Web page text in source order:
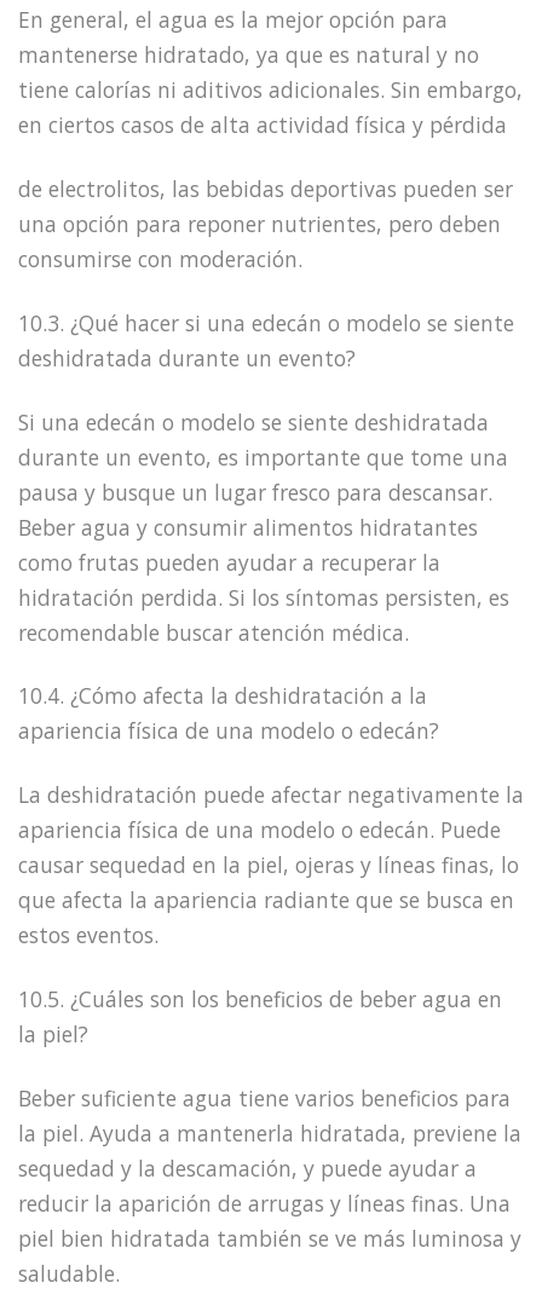
En general, el agua es la mejor opción para
mantenerse hidratado, ya que es natural y no
tiene calorías ni aditivos adicionales. Sin embargo,
en ciertos casos de alta actividad física y pérdida
de electrolitos, las bebidas deportivas pueden ser
una opción para reponer nutrientes, pero deben
consumirse con moderación.
10.3. ¿Qué hacer si una edecán o modelo se siente
deshidratada durante un evento?
Si una edecán o modelo se siente deshidratada
durante un evento, es importante que tome una
pausa y busque un lugar fresco para descansar.
Beber agua y consumir alimentos hidratantes
como frutas pueden ayudar a recuperar la
hidratación perdida. Si los síntomas persisten, es
recomendable buscar atención médica.
10.4. ¿Cómo afecta la deshidratación a la
apariencia física de una modelo o edecán?
La deshidratación puede afectar negativamente la
apariencia física de una modelo o edecán. Puede
causar sequedad en la piel, ojeras y líneas finas, lo
que afecta la apariencia radiante que se busca en
estos eventos.
10.5. ¿Cuáles son los beneficios de beber agua en
la piel?
Beber suficiente agua tiene varios beneficios para
la piel. Ayuda a mantenerla hidratada, previene la
sequedad y la descamación, y puede ayudar a
reducir la aparición de arrugas y líneas finas. Una
piel bien hidratada también se ve más luminosa y
saludable.